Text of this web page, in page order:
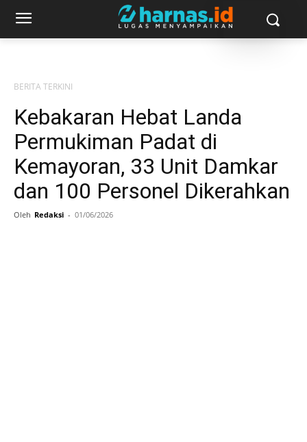
BERITA TERKINI
Kebakaran Hebat Landa
Permukiman Padat di
Kemayoran, 33 Unit Damkar
dan 100 Personel Dikerahkan
Oleh Redaksi - 01/06/2026